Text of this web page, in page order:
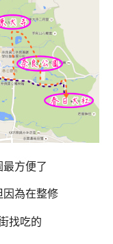
方便了
因為在整修
找吃的